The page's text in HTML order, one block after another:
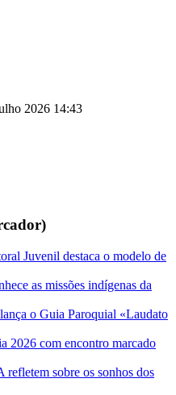
2026 14:43
Juvenil destaca o modelo de
as missões indígenas da
o Guia Paroquial «Laudato
2026 com encontro marcado
sobre os sonhos dos